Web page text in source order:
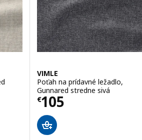
5 hviezdy. Celkové hodnotenie:
VIMLE
Poťah na prídavné ležadlo,
Gunnared stredne sivá
€105
Cena € 105